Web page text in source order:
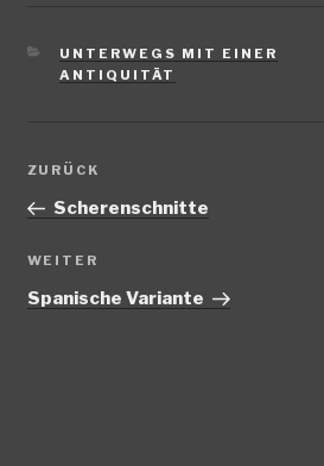
KATEGORIEN
UNTERWEGS MIT EINER
ANTIQUITÄT
Beitragsnavigation
Vorheriger
Beitrag
ZURÜCK
Scherenschnitte
Nächster
Beitrag
WEITER
Spanische Variante